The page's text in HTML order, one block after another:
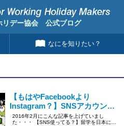
リデー協会 公式ブログ
なにを知りたい？
【もはやFacebookより
Instagram？】SNSアカウント
を作って渡航しよう！
2016年2月にこんな記事を上げていまし
た・・・ 【SNS使ってる？】留学を日本に発